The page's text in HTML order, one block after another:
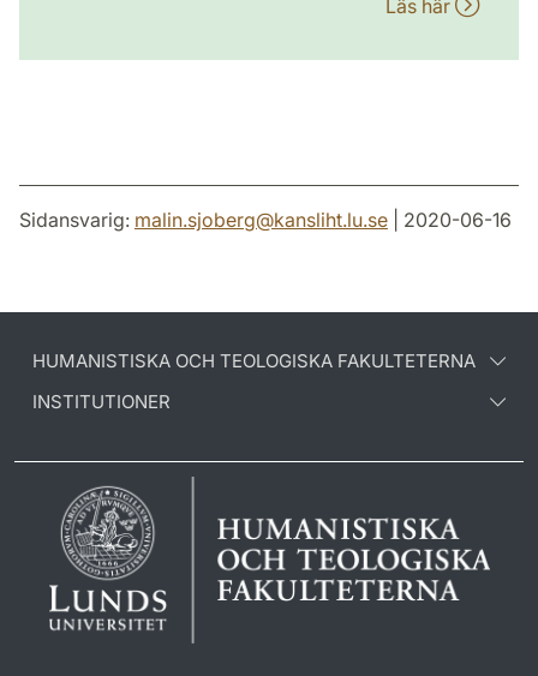
Läs här
Sidansvarig: malin.sjoberg@kansliht.lu.se | 2020-06-16
HUMANISTISKA OCH TEOLOGISKA FAKULTETERNA
INSTITUTIONER